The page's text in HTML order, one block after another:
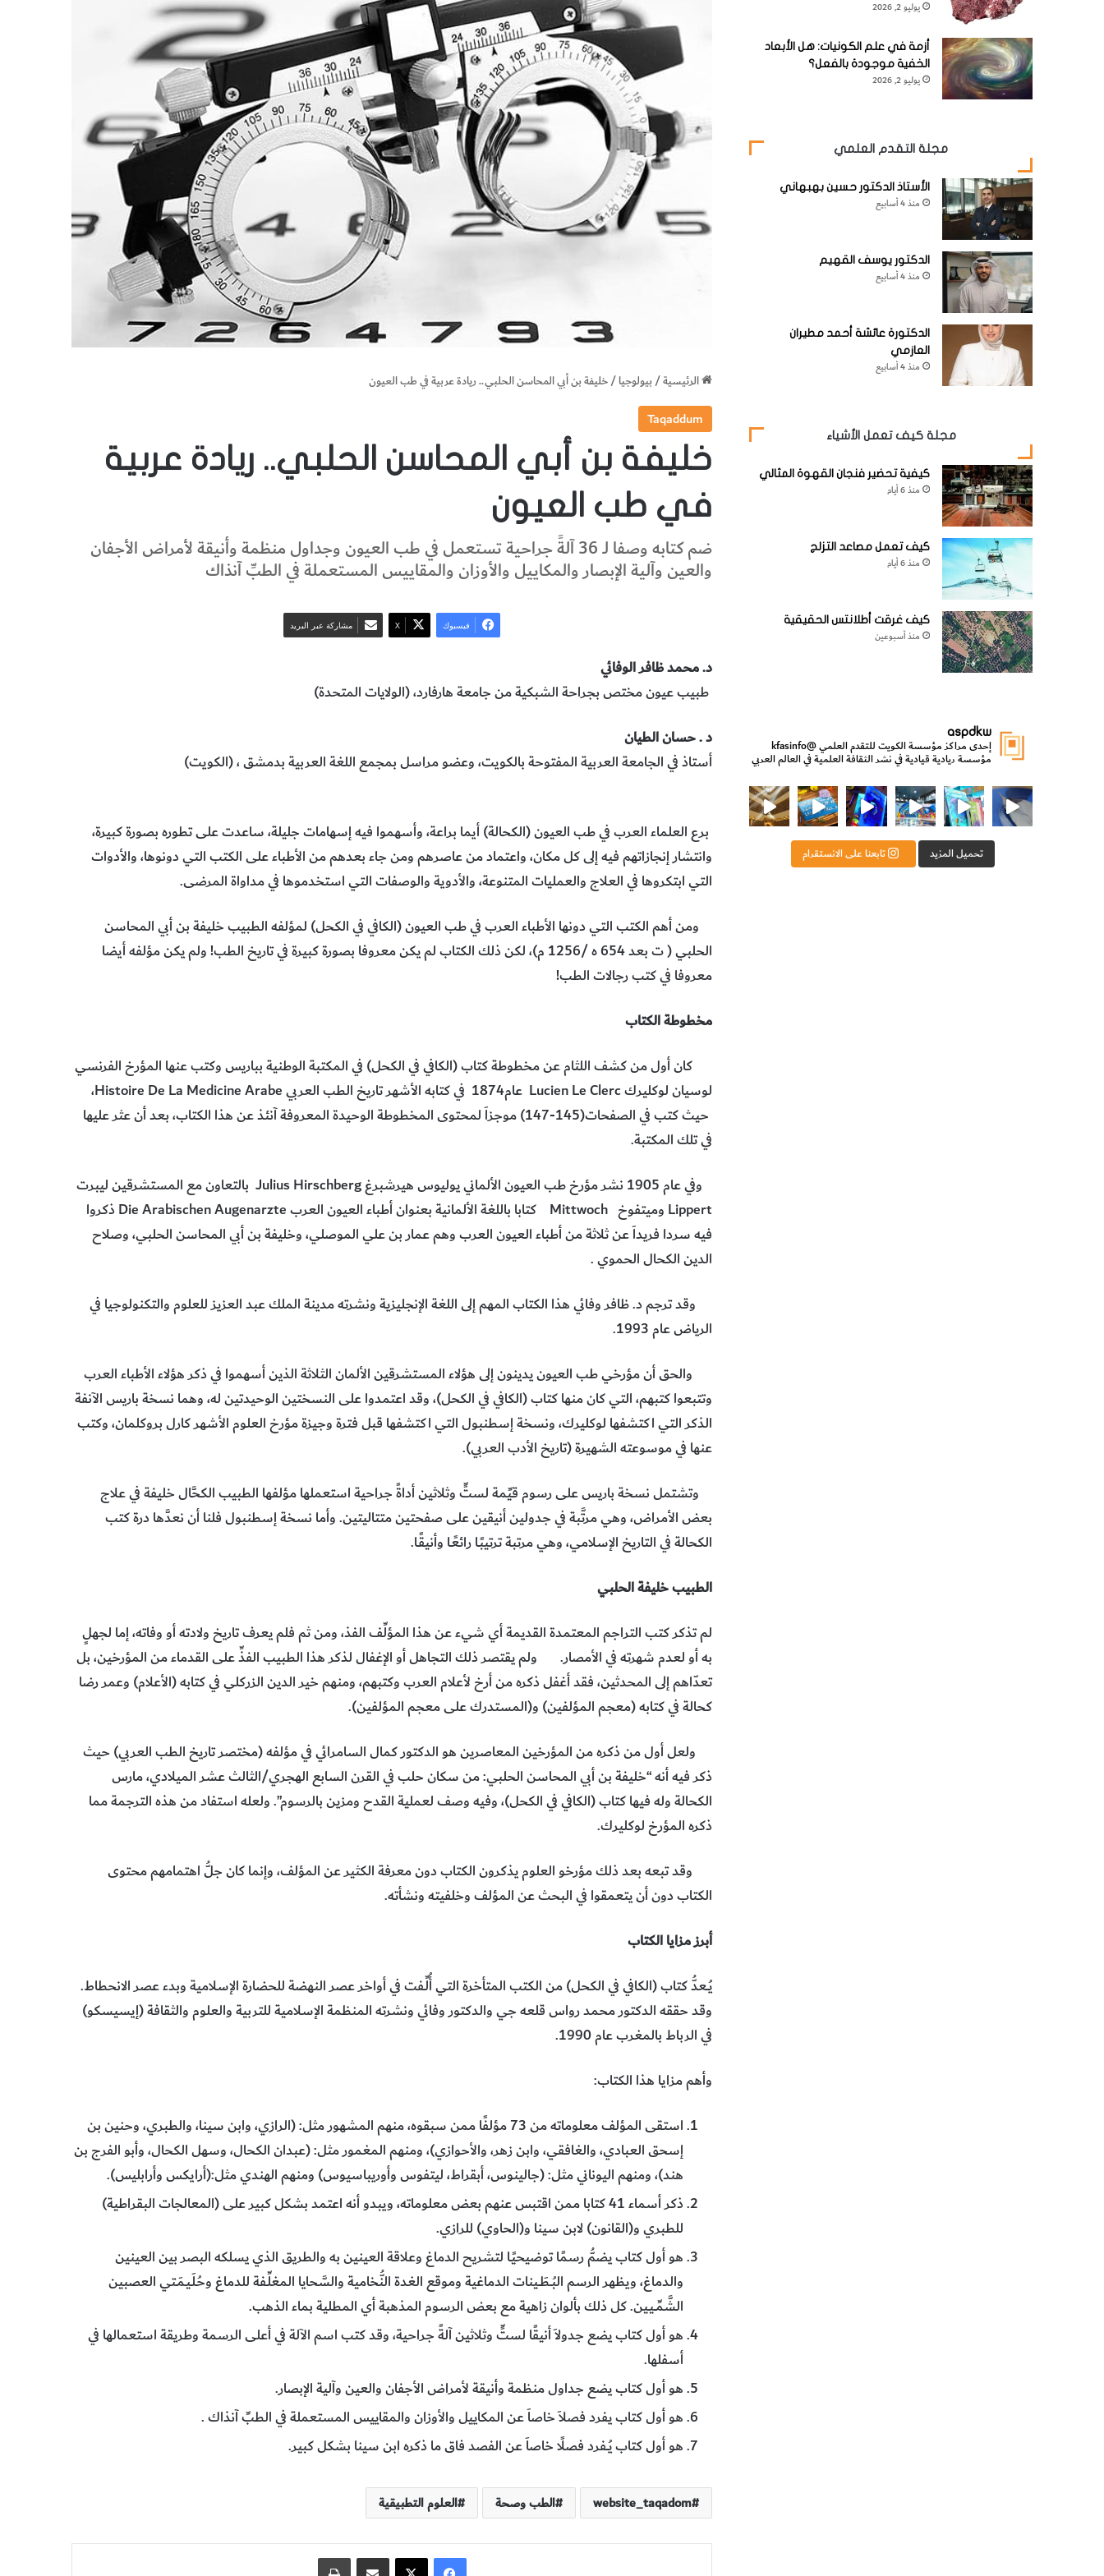
الرئيسية/بيولوجيا/خليفة بن أبي المحاسن الحلبي.. ريادة عربية في طب العيون
Taqaddum
خليفة بن أبي المحاسن الحلبي.. ريادة عربية
في طب العيون
ضم كتابه وصفا لـ 36 آلةً جراحية تستعمل في طب العيون وجداول منظمة وأنيقة لأمراض الأجفان
والعين وآلية الإبصار والمكاييل والأوزان والمقاييس المستعملة في الطبِّ آنذاك
فيسبوك ‫X مشاركة عبر البريد
د. محمد ظافر الوفائي
طبيب عيون مختص بجراحة الشبكية من جامعة هارفارد، (الولايات المتحدة)
د . حسان الطيان
أستاذ في الجامعة العربية المفتوحة بالكويت، وعضو مراسل بمجمع اللغة العربية بدمشق ، (الكويت)
برع العلماء العرب في طب العيون (الكحالة) أيما براعة، وأسهموا فيه إسهامات جليلة، ساعدت على تطوره بصورة كبيرة،
وانتشار إنجازاتهم فيه إلى كل مكان، واعتماد من عاصرهم ومن جاء بعدهم من الأطباء على الكتب التي دونوها، والأدوات
التي ابتكروها في العلاج والعمليات المتنوعة، والأدوية والوصفات التي استخدموها في مداواة المرضى.
ومن أهم الكتب التي دونها الأطباء العرب في طب العيون (الكافي في الكحل) لمؤلفه الطبيب خليفة بن أبي المحاسن
الحلبي ( ت بعد 654 ه /1256 م)، لكن ذلك الكتاب لم يكن معروفا بصورة كبيرة في تاريخ الطب! ولم يكن مؤلفه أيضا
معروفا في كتب رجالات الطب!
مخطوطة الكتاب
كان أول من كشف اللثام عن مخطوطة كتاب (الكافي في الكحل) في المكتبة الوطنية بباريس وكتب عنها المؤرخ الفرنسي
لوسيان لوكليرك Lucien Le Clerc عام1874 في كتابه الأشهر تاريخ الطب العربي Histoire De La Medicine Arabe،
حيث كتب في الصفحات(145-147) موجزاَ لمحتوى المخطوطة الوحيدة المعروفة آنئذ عن هذا الكتاب، بعد أن عثر عليها
في تلك المكتبة.
وفي عام 1905 نشر مؤرخ طب العيون الألماني يوليوس هيرشبرغ Julius Hirschberg بالتعاون مع المستشرقين ليبرت
Lippert وميتفوخ Mittwoch كتابا باللغة الألمانية بعنوان أطباء العيون العرب Die Arabischen Augenarzte ذكروا
فيه سردا فريداَ عن ثلاثة من أطباء العيون العرب وهم عمار بن علي الموصلي، وخليفة بن أبي المحاسن الحلبي، وصلاح
الدين الكحال الحموي .
وقد ترجم د. ظافر وفائي هذا الكتاب المهم إلى اللغة الإنجليزية ونشرته مدينة الملك عبد العزيز للعلوم والتكنولوجيا في
الرياض عام 1993.
والحق أن مؤرخي طب العيون يدينون إلى هؤلاء المستشرقين الألمان الثلاثة الذين أسهموا في ذكر هؤلاء الأطباء العرب
وتتبعوا كتبهم، التي كان منها كتاب (الكافي في الكحل)، وقد اعتمدوا على النسختين الوحيدتين له، وهما نسخة باريس الآنفة
الذكر التي اكتشفها لوكليرك، ونسخة إسطنبول التي اكتشفها قبل فترة وجيزة مؤرخ العلوم الأشهر كارل بروكلمان، وكتب
عنها في موسوعته الشهيرة (تاريخ الأدب العربي).
وتشتمل نسخة باريس على رسوم قيِّمة لستٍّ وثلاثين أداةً جراحية استعملها مؤلفها الطبيب الكحَّال خليفة في علاج
بعض الأمراض، وهي مرتَّبة في جدولين أنيقين على صفحتين متتاليتين. وأما نسخة إسطنبول فلنا أن نعدَّها درة كتب
الكحالة في التاريخ الإسلامي، وهي مرتبة ترتيبًـا رائعًـا وأنيقًـا.
الطبيب خليفة الحلبي
لم تذكر كتب التراجم المعتمدة القديمة أي شيء عن هذا المؤلِّف الفذ، ومن ثم فلم يعرف تاريخ ولادته أو وفاته، إما لجهلٍ
به أو لعدم شهرته في الأمصار. ولم يقتصر ذلك التجاهل أو الإغفال لذكر هذا الطبيب الفذِّ على القدماء من المؤرخين، بل
تعدّاهم إلى المحدثين، فقد أغفل ذكره من أرخ لأعلام العرب وكتبهم، ومنهم خير الدين الزركلي في كتابه (الأعلام) وعمر رضا
كحالة في كتابه (معجم المؤلفين) و(المستدرك على معجم المؤلفين).
ولعل أول من ذكره من المؤرخين المعاصرين هو الدكتور كمال السامرائي في مؤلفه (مختصر تاريخ الطب العربي) حيث
ذكر فيه أنه “خليفة بن أبي المحاسن الحلبي: من سكان حلب في القرن السابع الهجري/الثالث عشر الميلادي، مارس
الكحالة وله فيها كتاب (الكافي في الكحل)، وفيه وصف لعملية القدح ومزين بالرسوم”. ولعله استفاد من هذه الترجمة مما
ذكره المؤرخ لوكليرك.
وقد تبعه بعد ذلك مؤرخو العلوم يذكرون الكتاب دون معرفة الكثير عن المؤلف، وإنما كان جلُّ اهتمامهم محتوى
الكتاب دون أن يتعمقوا في البحث عن المؤلف وخلفيته ونشأته.
أبرز مزايا الكتاب
يُــعدُّ كتاب (الكافي في الكحل) من الكتب المتأخرة التي أُلِّـفت في أواخر عصر النهضة للحضارة الإسلامية وبدء عصر الانحطاط.
وقد حققه الدكتور محمد رواس قلعه جي والدكتور وفائي ونشرته المنظمة الإسلامية للتربية والعلوم والثقافة (إيسيسكو)
في الرباط بالمغرب عام 1990.
وأهم مزايا هذا الكتاب:
استقى المؤلف معلوماته من 73 مؤلفًا ممن سبقوه، منهم المشهور مثل: (الرازي، وابن سينا، والطبري، وحنين بن
إسحق العبادي، والغافقي، وابن زهر، والأحوازي)، ومنهم المغمور مثل: (عبدان الكحال، وسهل الكحال، وأبو الفرج بن
هند)، ومنهم اليوناني مثل: (جالينوس، أبقراط، ليتفوس وأوريباسيوس) ومنهم الهندي مثل:(أرايكس وأرابليس).
ذكر أسماء 41 كتابا ممن اقتبس عنهم بعض معلوماته، ويبدو أنه اعتمد بشكل كبير على (المعالجات البقراطية)
للطبري و(القانون) لابن سينا و(الحاوي) للرازي.
هو أول كتاب يضمُّ رسمًا توضيحيًـا لتشريح الدماغ وعلاقة العينين به والطريق الذي يسلكه البصر بين العينين
والدماغ، ويظهر الرسم البُــطَــينات الدماغية وموقع الغدة النُّخامية والسَّحايا المغلِّـفة للدماغ وحُـلَـيـمَـتي العصبين
الشَّمِّــيـين. كل ذلك بألوان زاهية مع بعض الرسوم المذهبة أي المطلية بماء الذهب.
هو أول كتاب يضع جدولاَ أنيقًا لستٍّ وثلاثين آلةً جراحية، وقد كتب اسم الآلة في أعلى الرسمة وطريقة استعمالها في
أسفلها.
هو أول كتاب يضع جداول منظمة وأنيقة لأمراض الأجفان والعين وآلية الإبصار.
هو أول كتاب يفرد فصلاَ خاصاَ عن المكاييل والأوزان والمقاييس المستعملة في الطبِّ آنذاك .
هو أول كتاب يُــفرد فصلًا خاصاَ عن الفصد فاق ما ذكره ابن سينا بشكل كبير.
website_taqadom الطب وصحة العلوم التطبيقية
فيسبوك ‫X مشاركة عبر البريد
يوليو 2, 2026
أزمة في علم الكونيات: هل الأبعاد
الخفية موجودة بالفعل؟
يوليو 2, 2026
مجلة التقدم العلمي
الأستاذ الدكتور حسين بهبهاني
منذ 4 أسابيع
الدكتور يوسف القهيم
منذ 4 أسابيع
الدكتورة عائشة أحمد مطيران
العازمي
منذ 4 أسابيع
مجلة كيف تعمل الأشياء
كيفية تحضير فنجان القهوة المثالي
منذ 6 أيام
كيف تعمل مصاعد التزلج
منذ 6 أيام
كيف غرقت أطلانتس الحقيقية
منذ أسبوعين
aspdkw
إحدى مراكز مؤسسة الكويت للتقدم العلمي@kfasinfo
مؤسسة ريادية قيادية في نشر الثقافة العلمية في العالم العربي
ووزير الدولة لشؤون الش
من الأعماق نكتشف ومن الكتب نتعلّم⁨ رجعنا! ما كنّا بعيد! مجهزين لكم كل جديد!⁩
تحميل المزيد تابعنا على الانستقرام